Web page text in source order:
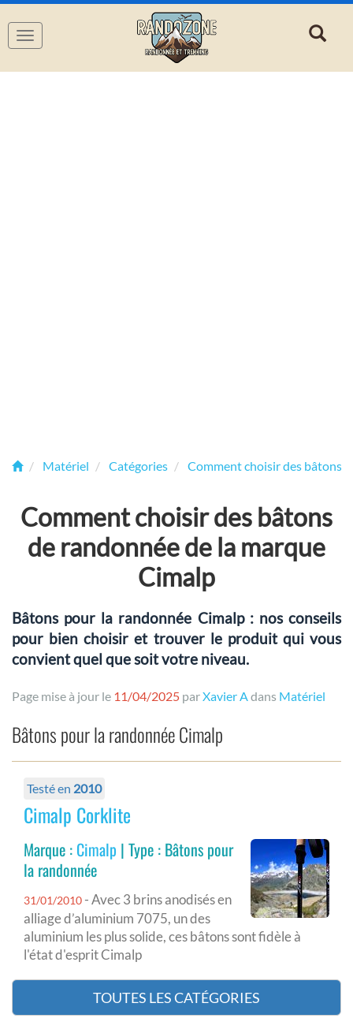
Navigation
Matériel Catégories Comment choisir des bâtons
Comment choisir des bâtons
de randonnée de la marque
Cimalp
Bâtons pour la randonnée Cimalp : nos conseils
pour bien choisir et trouver le produit qui vous
convient quel que soit votre niveau.
Page mise à jour le 11/04/2025 parXavier Adans Matériel
Bâtons pour la randonnée Cimalp
Testé en 2010
Cimalp Corklite
Marque : Cimalp | Type : Bâtons pour
la randonnée
31/01/2010 - Avec 3 brins anodisés en
alliage d’aluminium 7075, un des
aluminium les plus solide, ces bâtons sont fidèle à
l'état d'esprit Cimalp
TOUTES LES CATÉGORIES